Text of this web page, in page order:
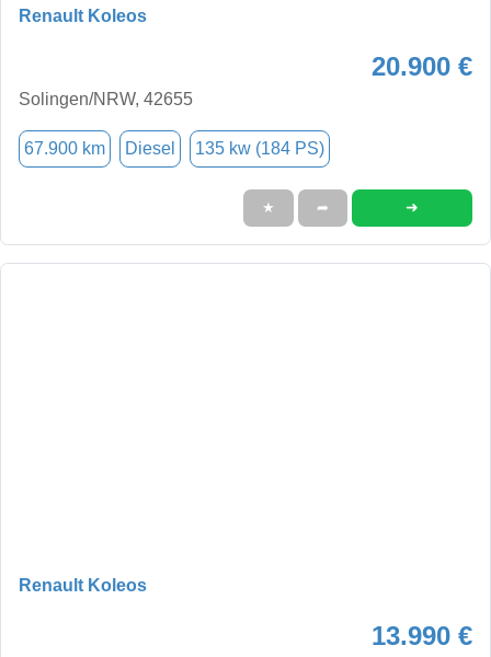
Renault Koleos
20.900 €
Solingen/NRW, 42655
67.900 km Diesel 135 kw (184 PS)
★ ➦ ➜
Renault Koleos
13.990 €